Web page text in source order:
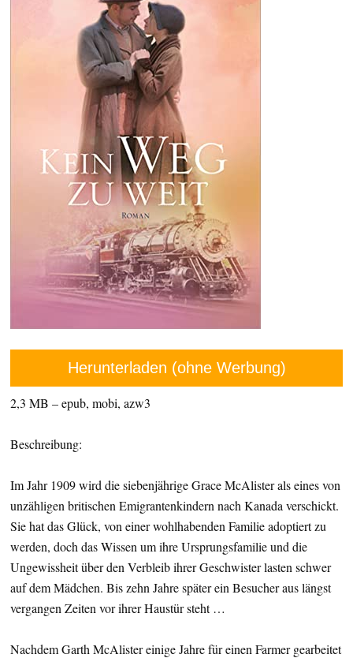
Herunterladen (ohne Werbung)
2,3 MB – epub, mobi, azw3
Beschreibung:
Im Jahr 1909 wird die siebenjährige Grace McAlister als eines von
unzähligen britischen Emigrantenkindern nach Kanada verschickt.
Sie hat das Glück, von einer wohlhabenden Familie adoptiert zu
werden, doch das Wissen um ihre Ursprungsfamilie und die
Ungewissheit über den Verbleib ihrer Geschwister lasten schwer
auf dem Mädchen. Bis zehn Jahre später ein Besucher aus längst
vergangen Zeiten vor ihrer Haustür steht …
Nachdem Garth McAlister einige Jahre für einen Farmer gearbeitet